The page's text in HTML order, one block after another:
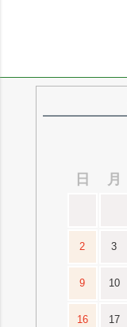
日
月
2 3
9 10
16 17